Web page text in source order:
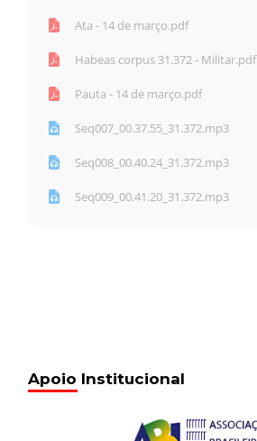
Ata - 14 de março.pdf
Habeas corpus 31.372 - Militar.pdf
Pauta - 14 de março.pdf
Seq007_00.37.55_31.372.mp3
Seq008_00.40.24_31.372.mp3
Seq009_00.41.20_31.372.mp3
Apoio Institucional